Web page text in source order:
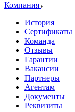
Компания
История
Сертификаты
Команда
Отзывы
Гарантии
Вакансии
Партнеры
Агентам
Документы
Реквизиты